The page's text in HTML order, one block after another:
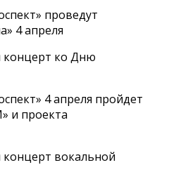
проведут
4 апреля
ко Дню
4 апреля пройдет
и проекта
вокальной